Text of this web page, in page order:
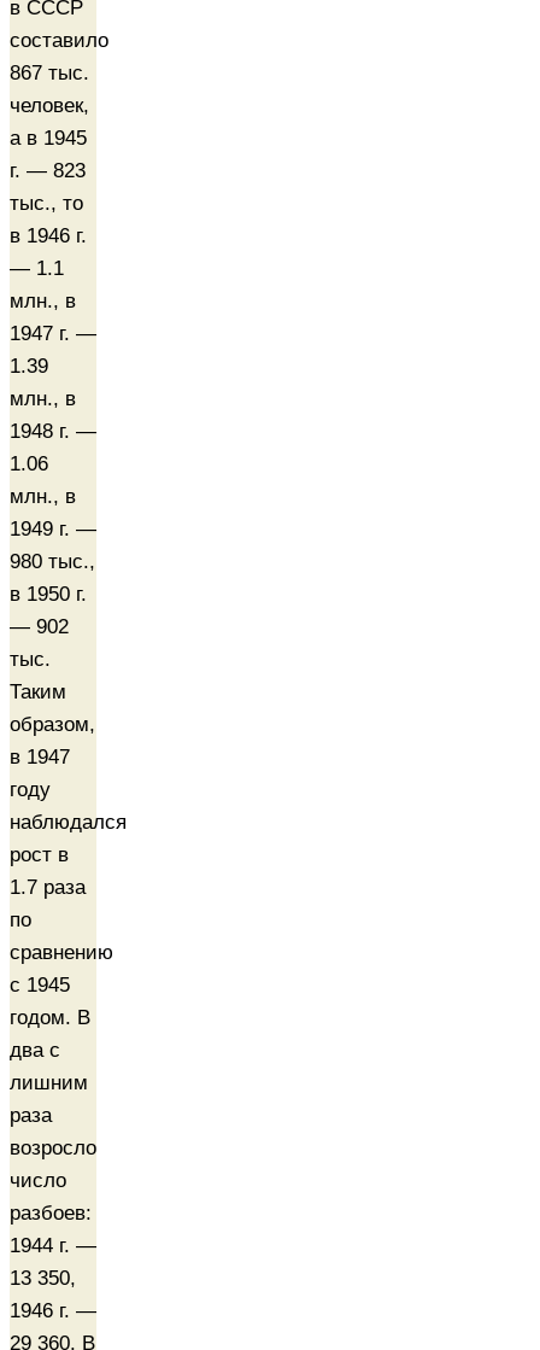
в СССР
составило
867 тыс.
человек,
а в 1945
г. — 823
тыс., то
в 1946 г.
— 1.1
млн., в
1947 г. —
1.39
млн., в
1948 г. —
1.06
млн., в
1949 г. —
980 тыс.,
в 1950 г.
— 902
тыс.
Таким
образом,
в 1947
году
наблюдался
рост в
1.7 раза
по
сравнению
с 1945
годом. В
два с
лишним
раза
возросло
число
разбоев:
1944 г. —
13 350,
1946 г. —
29 360. В